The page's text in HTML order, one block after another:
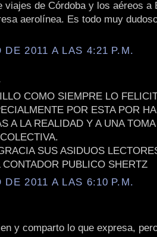
viajes de Córdoba y los aéreos a
aerolínea. Es todo muy
DE 2011 A LAS 4:21 P.M.
COMO SIEMPRE LO
POR ESTA POR
A LA REALIDAD Y A UNA
SUS ASIDUOS
PUBLICO SHERTZ
DE 2011 A LAS 6:10 P.M.
y comparto lo que expresa,